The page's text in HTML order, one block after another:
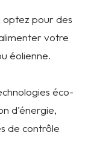
optez pour des
votre
éolienne.
éco-
d'énergie,
de contrôle